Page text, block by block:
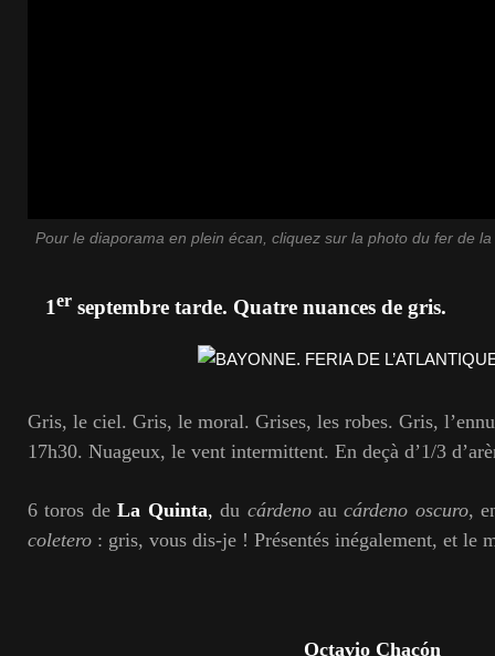
Pour le diaporama en plein écan, cliquez sur la photo du fer de
1er septembre tarde. Quatre nuances de gris.
Gris, le ciel. Gris, le moral. Grises, les robes. Gris,
17h30. Nuageux, le vent intermittent. En deçà d’1/3
6 toros deLa Quinta, du cárdenoaucárdeno oscuro,
coletero : gris, vous dis-je ! Présentés inégalement, et le
Octavio Chacón